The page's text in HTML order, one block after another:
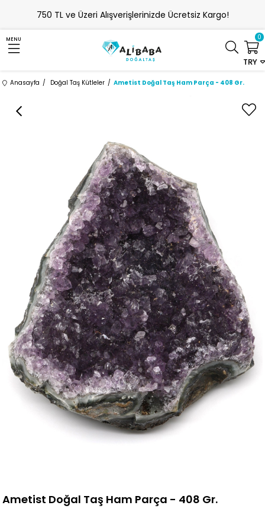
750 TL ve Üzeri Alışverişlerinizde Ücretsiz Kargo!
MENU
TRY
0
Anasayfa Doğal Taş Kütleler Ametist Doğal Taş Ham Parça - 408 Gr.
Ametist Doğal Taş Ham Parça - 408 Gr.